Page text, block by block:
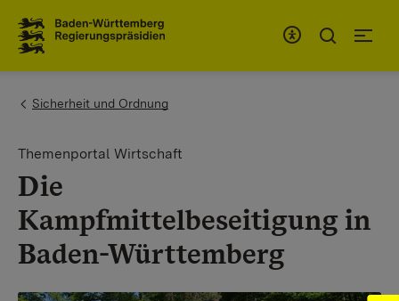
You are here:
Sicherheit und Ordnung
Themenportal Wirtschaft
Die
Kampfmittelbeseitigung in
Baden-Württemberg